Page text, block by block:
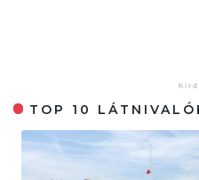
TOP 10